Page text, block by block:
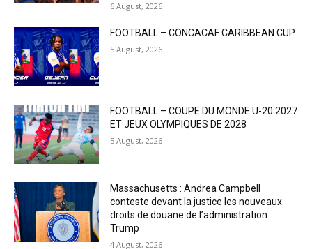
6 August, 2026
FOOTBALL – CONCACAF CARIBBEAN CUP
5 August, 2026
FOOTBALL – COUPE DU MONDE U-20 2027
ET JEUX OLYMPIQUES DE 2028
5 August, 2026
Massachusetts : Andrea Campbell
conteste devant la justice les nouveaux
droits de douane de l’administration
Trump
4 August, 2026